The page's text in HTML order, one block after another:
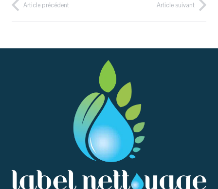
Article précédent Article suivant